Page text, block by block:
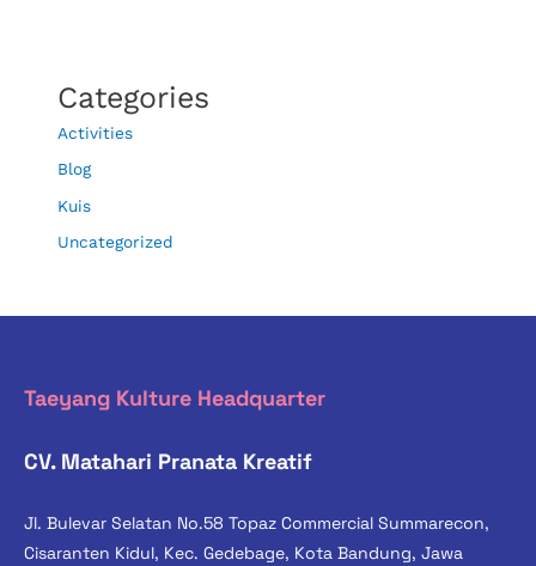
Categories
Activities
Blog
Kuis
Uncategorized
Taeyang Kulture Headquarter
CV. Matahari Pranata Kreatif
Jl. Bulevar Selatan No.58 Topaz Commercial Summarecon,
Cisaranten Kidul, Kec. Gedebage, Kota Bandung, Jawa